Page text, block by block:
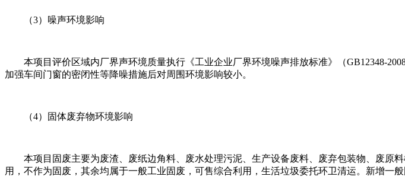
（3）噪声环境影响
本项目评价区域内厂界声环境质量执行《工业企业厂界环境噪声排放标准》（GB12348-
加强车间门窗的密闭性等降噪措施后对周围环境影响较小。
（4）固体废弃物环境影响
本项目固废主要为废渣、废纸边角料、废水处理污泥、生产设备废料、废弃包装物、废原
用，不作为固废，其余均属于一般工业固废，可售综合利用，生活垃圾委托环卫清运。新增一